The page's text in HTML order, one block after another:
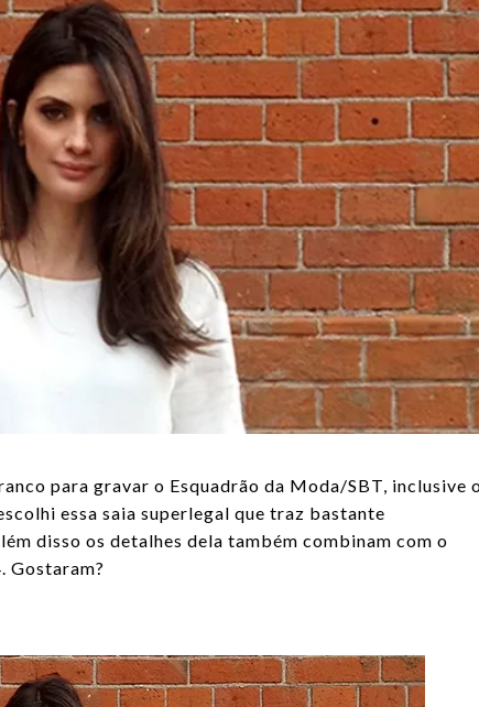
para gravar o Esquadrão da Moda/SBT, inclusive
essa saia superlegal que traz bastante
disso os detalhes dela também combinam com o
Gostaram?